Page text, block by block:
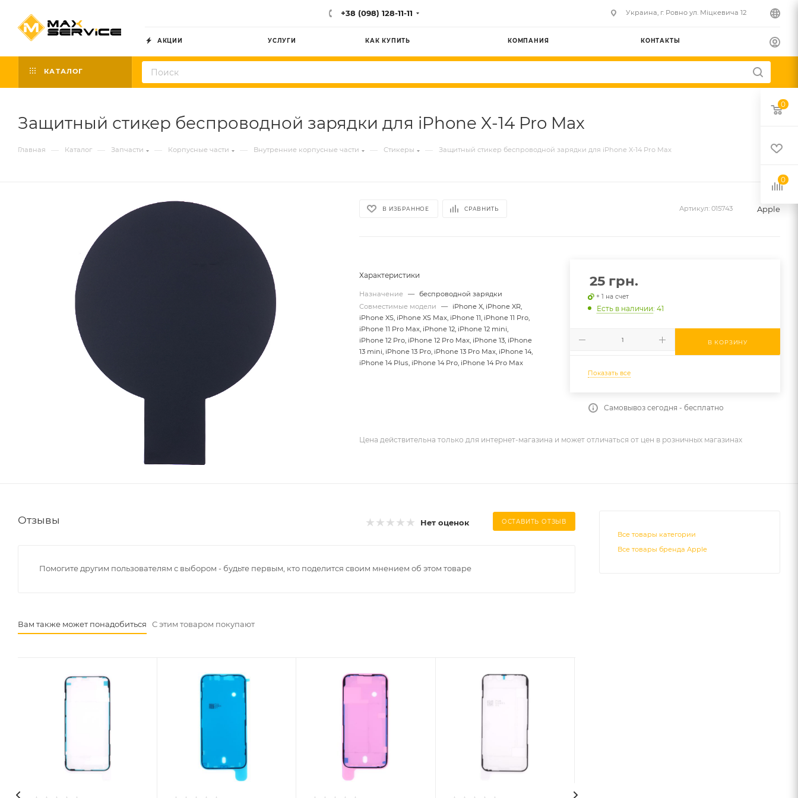
+38 (098) 128-11-11 Украина, г. Ровно ул. Міцкевича 12
АКЦИИ УСЛУГИ КАК КУПИТЬ КОМПАНИЯ КОНТАКТЫ
КАТАЛОГ
Защитный стикер беспроводной зарядки для iPhone X-14 Pro Max
Главная — Каталог — Запчасти — Корпусные части — Внутренние корпусные части — Стикеры — Защитный стикер беспроводной зарядки для iPhone X-14 Pro Max
В ИЗБРАННОЕ СРАВНИТЬ Артикул: 015743 Apple
Характеристики
Назначение — беспроводной зарядки
Совместимые модели
—
iPhone X, iPhone XR,
iPhone XS, iPhone XS Max, iPhone 11, iPhone 11 Pro,
iPhone 11 Pro Max, iPhone 12, iPhone 12 mini,
iPhone 12 Pro, iPhone 12 Pro Max, iPhone 13, iPhone
13 mini, iPhone 13 Pro, iPhone 13 Pro Max, iPhone 14,
iPhone 14 Plus, iPhone 14 Pro, iPhone 14 Pro Max
25грн.
+ 1 на счет
Есть в наличии: 41
В КОРЗИНУ
Показать все
Самовывоз сегодня - бесплатно
Цена действительна только для интернет-магазина и может отличаться от цен в розничных магазинах
Отзывы Нет оценок ОСТАВИТЬ ОТЗЫВ
Помогите другим пользователям с выбором - будьте первым, кто поделится своим мнением об этом товаре
Вам также может понадобиться С этим товаром покупают
Все товары категории
Все товары бренда Apple
0
0